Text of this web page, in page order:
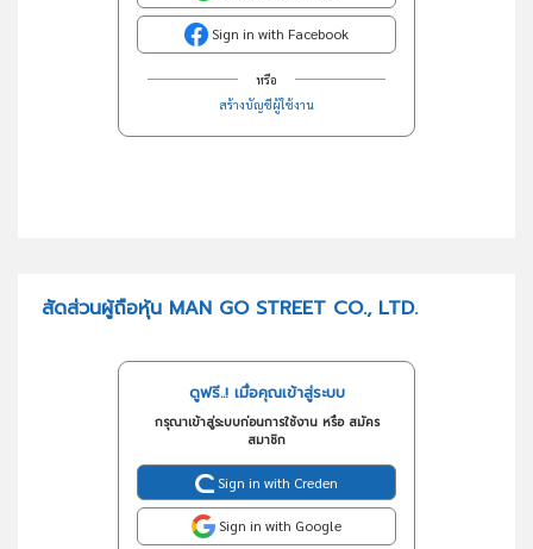
Sign in with Facebook
หรือ
สร้างบัญชีผู้ใช้งาน
สัดส่วนผู้ถือหุ้น MAN GO STREET CO., LTD.
ดูฟรี..! เมื่อคุณเข้าสู่ระบบ
กรุณาเข้าสู่ระบบก่อนการใช้งาน หรือ สมัคร
สมาชิก
Sign in with Creden
Sign in with Google